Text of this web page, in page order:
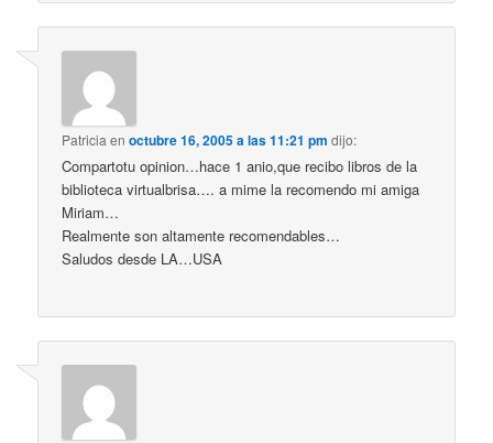
Patricia enoctubre 16, 2005 a las 11:21 pm dijo:
Compartotu opinion…hace 1 anio,que recibo libros de la
biblioteca virtualbrisa…. a mime la recomendo mi amiga
Miriam…
Realmente son altamente recomendables…
Saludos desde LA…USA